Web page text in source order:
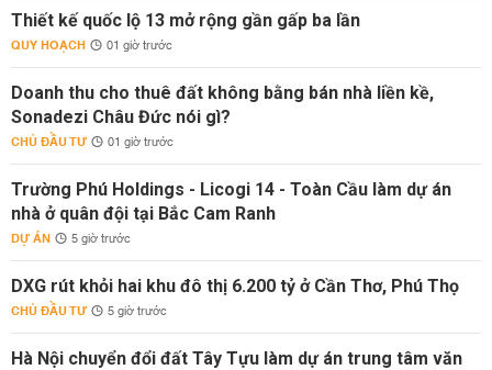
Thiết kế quốc lộ 13 mở rộng gần gấp ba lần
QUY HOẠCH 01 giờ trước
Doanh thu cho thuê đất không bằng bán nhà liền kề,
Sonadezi Châu Đức nói gì?
CHỦ ĐẦU TƯ 01 giờ trước
Trường Phú Holdings - Licogi 14 - Toàn Cầu làm dự án
nhà ở quân đội tại Bắc Cam Ranh
DỰ ÁN 5 giờ trước
DXG rút khỏi hai khu đô thị 6.200 tỷ ở Cần Thơ, Phú Thọ
CHỦ ĐẦU TƯ 5 giờ trước
Hà Nội chuyển đổi đất Tây Tựu làm dự án trung tâm văn